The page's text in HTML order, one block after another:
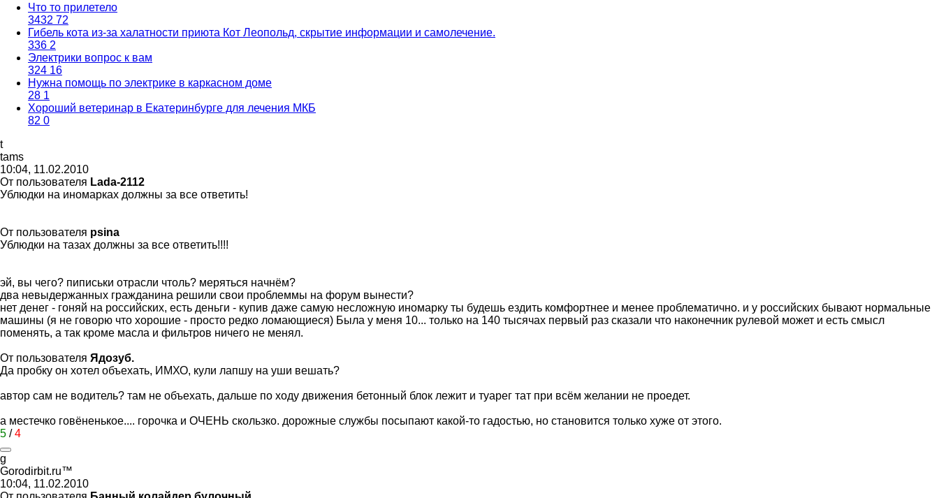
Что то прилетело
3432 72
Гибель кота из-за халатности приюта Кот Леопольд, скрытиe информации и самолечение.
336 2
Электрики вопрос к вам
324 16
Нужна помощь по электрике в каркасном доме
28 1
Хороший ветеринар в Екатеринбурге для лечения МКБ
82 0
t
tams
10:04, 11.02.2010
От пользователя Lada-2112
Ублюдки на иномарках должны за все ответить!
От пользователя psina
Ублюдки на тазах должны за все ответить!!!!
эй, вы чего? пиписьки отрасли чтоль? меряться начнём?
два невыдержанных гражданина решили свои проблеммы на форум вынести?
нет денег - гоняй на российских, есть деньги - купив даже самую несложную иномарку ты будешь ездить комфортнее и менее проблематично. и у российских бывают нормальные
машины (я не говорю что хорошие - просто редко ломающиеся) Была у меня 10... только на 140 тысячах первый раз сказали что наконечник рулевой может и есть смысл
поменять, а так кроме масла и фильтров ничего не менял.
От пользователя Ядозуб.
Да пробку он хотел объехать, ИМХО, кули лапшу на уши вешать?
автор сам не водитель? там не объехать, дальше по ходу движения бетонный блок лежит и туарег тат при всём желании не проедет.
а местечко говёненькое.... горочка и ОЧЕНЬ скользко. дорожные службы посыпают какой-то гадостью, но становится только хуже от этого.
5 /4
g
Gorodirbit.ru™
10:04, 11.02.2010